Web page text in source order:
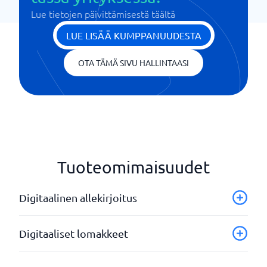
Lue tietojen päivittämisestä täältä
LUE LISÄÄ KUMPPANUUDESTA
OTA TÄMÄ SIVU HALLINTAASI
Tuoteomimaisuudet
Digitaalinen allekirjoitus
API
Chat-toiminto
Digitaaliset lomakkeet